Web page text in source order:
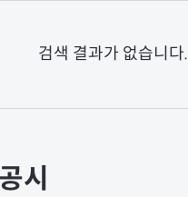
검색 결과가 없습니다.
시